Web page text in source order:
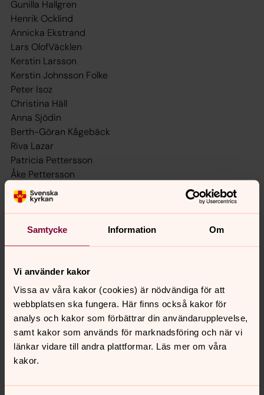
Samtycke Information Om
Vi använder kakor
Vissa av våra kakor (cookies) är nödvändiga för att
webbplatsen ska fungera. Här finns också kakor för
analys och kakor som förbättrar din användarupplevelse,
samt kakor som används för marknadsföring och när vi
länkar vidare till andra plattformar. Läs mer om våra
kakor.
Gunilla Hallgren
Henrik Ocklind
Annicka Ekstrand
Lars OlofVäcklen
Kerstin Larsson
Kerstin Johnsson Folke
Peter Isoz
Christina Häll
Anna Sjödin
Berth-Göran Kågebäck
Riva Lazar
Patricia Pettersson
Åke Pettersson
Rigmor Ödman Holmqvist
Ersättare
Nina Nelson
Åsa Libom
Jonna Lindholm
Patric Eriksson
Helena Larsson
Leif Svensson
Mariann Ahlqvist
Karin Frönell
Sekreterare